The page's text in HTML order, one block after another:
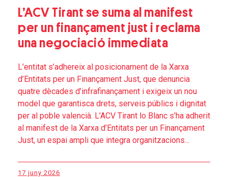
L’ACV Tirant se suma al manifest
per un finançament just i reclama
una negociació immediata
L’entitat s’adhereix al posicionament de la Xarxa
d’Entitats per un Finançament Just, que denuncia
quatre dècades d’infrafinançament i exigeix un nou
model que garantisca drets, serveis públics i dignitat
per al poble valencià. L’ACV Tirant lo Blanc s’ha adherit
al manifest de la Xarxa d’Entitats per un Finançament
Just, un espai ampli que integra organitzacions...
17 juny 2026